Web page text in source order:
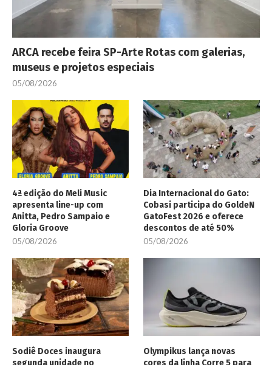
ARCA recebe feira SP-Arte Rotas com galerias,
museus e projetos especiais
05/08/2026
4ª edição do Meli Music
apresenta line-up com
Anitta, Pedro Sampaio e
Gloria Groove
05/08/2026
Dia Internacional do Gato:
Cobasi participa do GoldeN
GatoFest 2026 e oferece
descontos de até 50%
05/08/2026
Sodiê Doces inaugura
segunda unidade no
Olympikus lança novas
cores da linha Corre 5 para